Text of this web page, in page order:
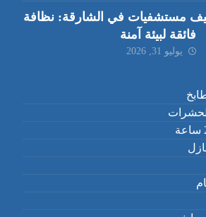
مستشفيات في الشارقة: نظافة
فائقة لبيئة آمنة
يوليو 31, 2026